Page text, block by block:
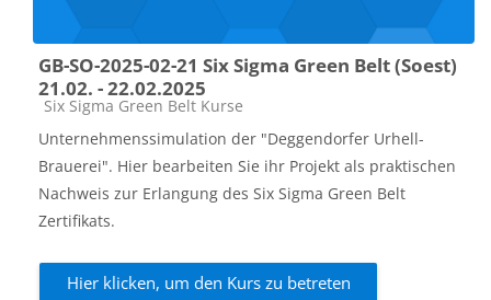
GB-SO-2025-02-21 Six Sigma Green Belt (Soest)
21.02. - 22.02.2025
Kursbereich
Six Sigma Green Belt Kurse
Unternehmenssimulation der "Deggendorfer Urhell-
Brauerei". Hier bearbeiten Sie ihr Projekt als praktischen
Nachweis zur Erlangung des Six Sigma Green Belt
Zertifikats.
Hier klicken, um den Kurs zu betreten